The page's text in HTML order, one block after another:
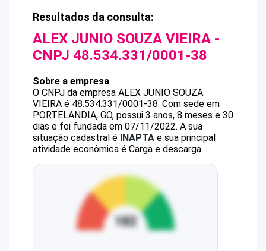
Resultados da consulta:
ALEX JUNIO SOUZA VIEIRA -
CNPJ 48.534.331/0001-38
Sobre a empresa
O CNPJ da empresa ALEX JUNIO SOUZA
VIEIRA é 48.534.331/0001-38. Com sede em
PORTELANDIA, GO, possui 3 anos, 8 meses e 30
dias e foi fundada em 07/11/2022. A sua
situação cadastral é INAPTA e sua principal
atividade econômica é Carga e descarga.